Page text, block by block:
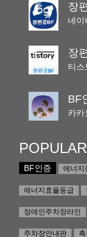
장
네이
장
티스
BF
카카
BF인증 에너지
에너지효율등급
장애인주차장라인
주차장안내판